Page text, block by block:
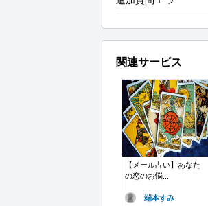
関連サービス
【メール占い】あなた
の恋のお悩...
端本すみ